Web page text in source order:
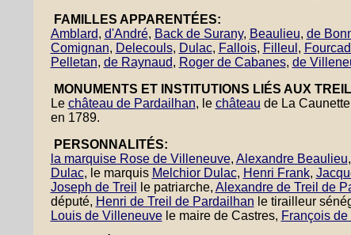
FAMILLES APPARENTÉES:
Amblard, d'André, Back de Surany, Beaulieu, de
Comignan, Delecouls, Dulac, Fallois, Filleul ,
Pelletan, de Raynaud, Roger de Cabanes, de
MONUMENTS ET INSTITUTIONS LIÉS AUX
Le château de Pardailhan, le château de La
en 1789.
PERSONNALITÉS:
la marquise Rose de Villeneuve, Alexandre Beaulieu,
Dulac, le marquis Melchior Dulac, Henri Frank,
Joseph de Treil
le patriarche, Alexandre de Treil de
député, Henri de Treil de Pardailhan le tirailleur
Louis de Villeneuvele maire de Castres, François